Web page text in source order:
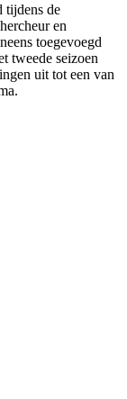
tijdens de
en
toegevoegd
tweede seizoen
uit tot een van